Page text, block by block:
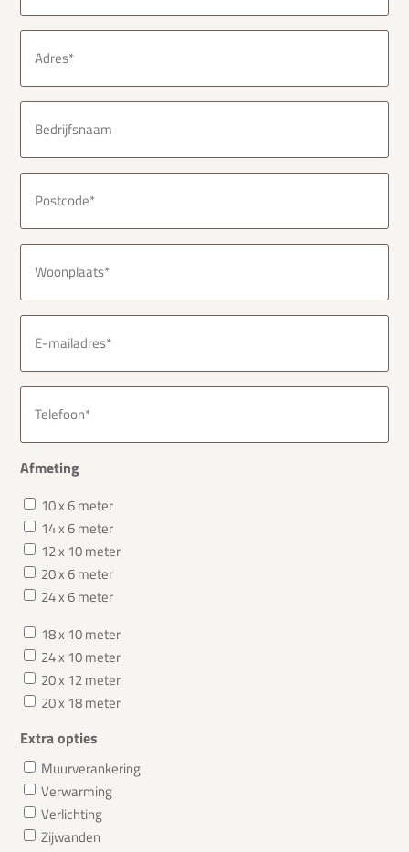
Adres
(Vereist)
Bedrijfsnaam
Postcode
(Vereist)
Woonplaats
(Vereist)
E-
mailadres
(Vereist)
Telefoon
(Vereist)
Afmeting
Afmeting
10 x 6 meter
14 x 6 meter
12 x 10 meter
20 x 6 meter
24 x 6 meter
Afmeting
18 x 10 meter
24 x 10 meter
20 x 12 meter
20 x 18 meter
Extra opties
Muurverankering
Verwarming
Verlichting
Zijwanden